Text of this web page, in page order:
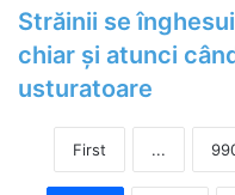
Străinii se
chiar și atunci
usturatoare
First ...